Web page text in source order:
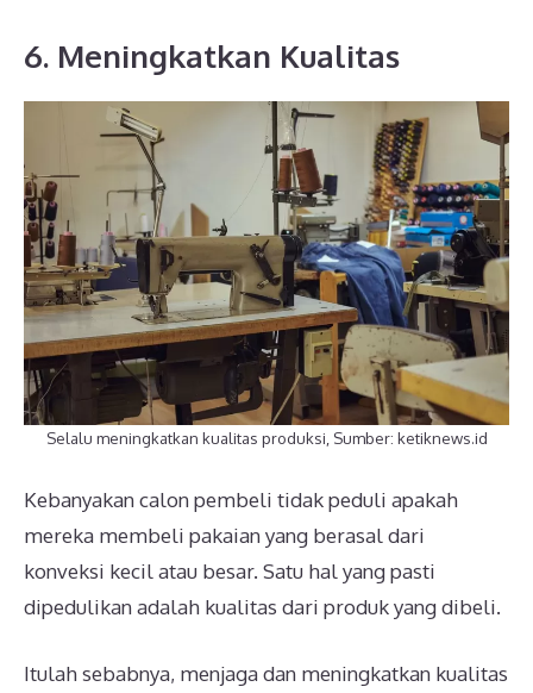
6. Meningkatkan Kualitas
Selalu meningkatkan kualitas produksi, Sumber: ketiknews.id
Kebanyakan calon pembeli tidak peduli apakah
mereka membeli pakaian yang berasal dari
konveksi kecil atau besar. Satu hal yang pasti
dipedulikan adalah kualitas dari produk yang dibeli.
Itulah sebabnya, menjaga dan meningkatkan kualitas